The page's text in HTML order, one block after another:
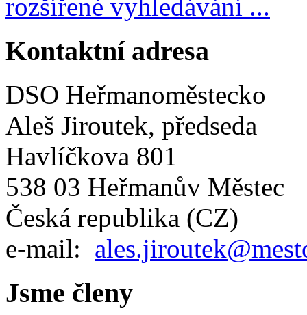
rozšířené vyhledávání ...
Kontaktní adresa
DSO Heřmanoměstecko
Aleš Jiroutek, předseda
Havlíčkova 801
538 03 Heřmanův Městec
Česká republika (CZ)
e-mail:
Jsme členy